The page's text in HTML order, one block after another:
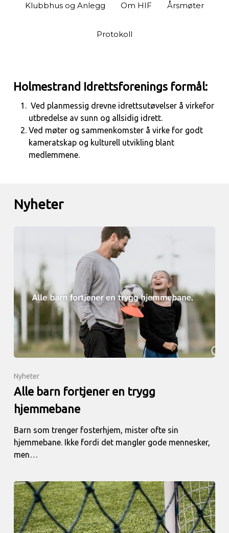
Klubbhus og Anlegg Om HIF Årsmøter
Protokoll
Holmestrand Idrettsforenings formål:
Ved planmessig drevne idrettsutøvelser å virkefor
utbredelse av sunn og allsidig idrett.
Ved møter og sammenkomster å virke for godt
kameratskap og kulturell utvikling blant
medlemmene.
Nyheter
Nyheter
Alle barn fortjener en trygg
hjemmebane
Barn som trenger fosterhjem, mister ofte sin
hjemmebane. Ikke fordi det mangler gode mennesker,
men…